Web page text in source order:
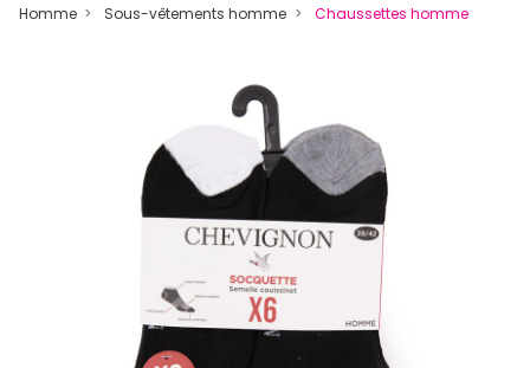
Homme Sous-vêtements homme Chaussettes homme